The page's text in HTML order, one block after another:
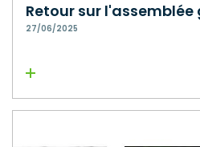
Retour sur l'assemblée
27/06/2025
Lire la suite